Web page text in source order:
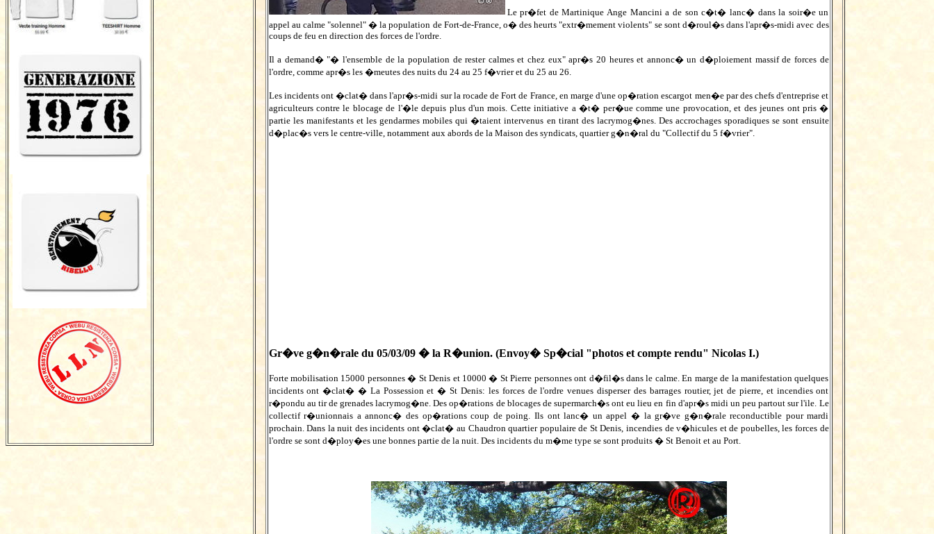
Le pr�fet de Martinique Ange Mancini a de son c�t� lanc� dans la soir�e un
appel au calme "solennel" � la population de Fort-de-France, o� des heurts "extr�mement violents" se sont d�roul�s dans l'apr�s-midi avec des
coups de feu en direction des forces de l'ordre.
Il a demand� "� l'ensemble de la population de rester calmes et chez eux" apr�s 20 heures et annonc� un d�ploiement massif de forces de
l'ordre, comme apr�s les �meutes des nuits du 24 au 25 f�vrier et du 25 au 26.
Les incidents ont �clat� dans l'apr�s-midi sur la rocade de Fort de France, en marge d'une op�ration escargot men�e par des chefs d'entreprise et
agriculteurs contre le blocage de l'�le depuis plus d'un mois. Cette initiative a �t� per�ue comme une provocation, et des jeunes ont pris �
partie les manifestants et les gendarmes mobiles qui �taient intervenus en tirant des lacrymog�nes. Des accrochages sporadiques se sont ensuite
d�plac�s vers le centre-ville, notamment aux abords de la Maison des syndicats, quartier g�n�ral du "Collectif du 5 f�vrier".
Gr�ve g�n�rale du 05/03/09 � la R�union. (Envoy� Sp�cial "photos et compte rendu" Nicolas I.)
Forte mobilisation 15000 personnes � St Denis et 10000 � St Pierre personnes ont d�fil�s dans le calme. En marge de la manifestation quelques
incidents ont �clat� � La Possession et � St Denis: les forces de l'ordre venues disperser des barrages routier, jet de pierre, et incendies ont
r�pondu au tir de grenades lacrymog�ne. Des op�rations de blocages de supermarch�s ont eu lieu en fin d'apr�s midi un peu partout sur l'ile. Le
collectif r�unionnais a annonc� des op�rations coup de poing. Ils ont lanc� un appel � la gr�ve g�n�rale reconductible pour mardi
prochain. Dans la nuit des incidents ont �clat� au Chaudron quartier populaire de St Denis, incendies de v�hicules et de poubelles, les forces de
l'ordre se sont d�ploy�es une bonnes partie de la nuit. Des incidents du m�me type se sont produits � St Benoit et au Port.